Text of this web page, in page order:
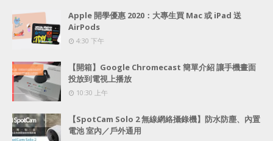
Apple 開學優惠 2020：大專生買 Mac 或 iPad 送
AirPods
4:30 下午
【開箱】Google Chromecast 簡單介紹 讓手機畫面
投放到電視上播放
10:30 上午
【SpotCam Solo 2 無線網絡攝錄機】防水防塵、內置
電池 室內／戶外通用